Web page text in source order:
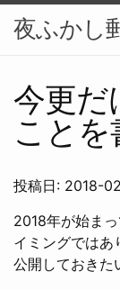
夜ふかし
今更だ
ことを
投稿日: 2018-
2018年が始ま
イミングではあ
公開しておきた